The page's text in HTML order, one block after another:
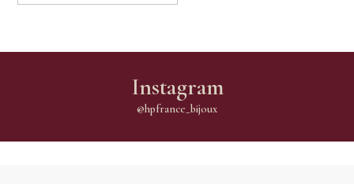
Instagram
@hpfrance_bijoux